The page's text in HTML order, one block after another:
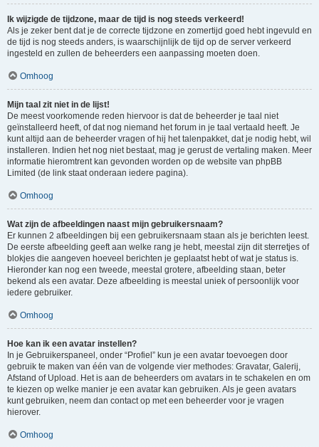
Ik wijzigde de tijdzone, maar de tijd is nog steeds verkeerd!
Als je zeker bent dat je de correcte tijdzone en zomertijd goed hebt ingevuld en
de tijd is nog steeds anders, is waarschijnlijk de tijd op de server verkeerd
ingesteld en zullen de beheerders een aanpassing moeten doen.
Omhoog
Mijn taal zit niet in de lijst!
De meest voorkomende reden hiervoor is dat de beheerder je taal niet
geïnstalleerd heeft, of dat nog niemand het forum in je taal vertaald heeft. Je
kunt altijd aan de beheerder vragen of hij het talenpakket, dat je nodig hebt, wil
installeren. Indien het nog niet bestaat, mag je gerust de vertaling maken. Meer
informatie hieromtrent kan gevonden worden op de website van phpBB
Limited (de link staat onderaan iedere pagina).
Omhoog
Wat zijn de afbeeldingen naast mijn gebruikersnaam?
Er kunnen 2 afbeeldingen bij een gebruikersnaam staan als je berichten leest.
De eerste afbeelding geeft aan welke rang je hebt, meestal zijn dit sterretjes of
blokjes die aangeven hoeveel berichten je geplaatst hebt of wat je status is.
Hieronder kan nog een tweede, meestal grotere, afbeelding staan, beter
bekend als een avatar. Deze afbeelding is meestal uniek of persoonlijk voor
iedere gebruiker.
Omhoog
Hoe kan ik een avatar instellen?
In je Gebruikerspaneel, onder “Profiel” kun je een avatar toevoegen door
gebruik te maken van één van de volgende vier methodes: Gravatar, Galerij,
Afstand of Upload. Het is aan de beheerders om avatars in te schakelen en om
te kiezen op welke manier je een avatar kan gebruiken. Als je geen avatars
kunt gebruiken, neem dan contact op met een beheerder voor je vragen
hierover.
Omhoog